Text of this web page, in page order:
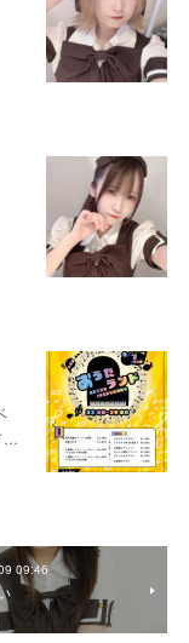
…
09:46